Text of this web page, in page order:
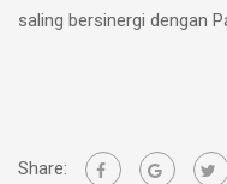
saling bersinergi dengan
Share: